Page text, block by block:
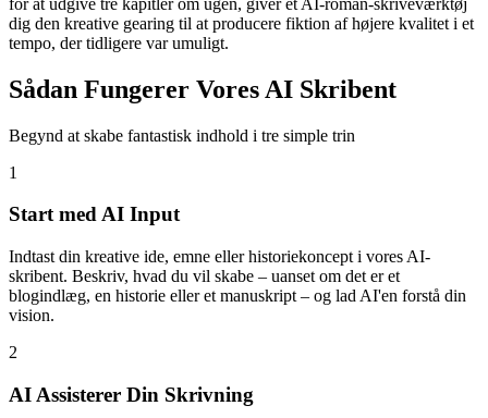
dig den kreative gearing til at producere fiktion af højere kvalitet i et
tempo, der tidligere var umuligt.
Sådan Fungerer Vores AI Skribent
Begynd at skabe fantastisk indhold i tre simple trin
1
Start med AI Input
Indtast din kreative ide, emne eller historiekoncept i vores AI-
skribent. Beskriv, hvad du vil skabe – uanset om det er et
blogindlæg, en historie eller et manuskript – og lad AI'en forstå din
vision.
2
AI Assisterer Din Skrivning